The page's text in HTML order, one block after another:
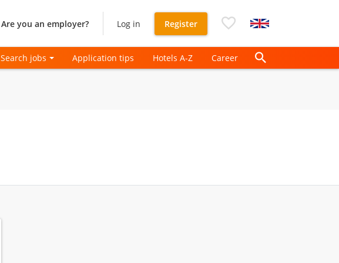
Are you an employer? Log in Register
Search jobs Application tips Hotels A-Z Career